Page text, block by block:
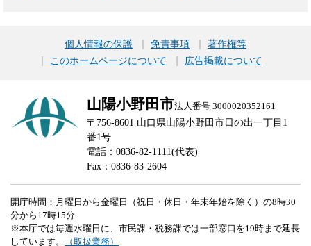
個人情報の保護 免責事項
著作権等
このホームページについて
広告掲載について
山陽小野田市法人番号 3000020352161
〒756-8601 山口県山陽小野田市日の出一丁目1
番1号
電話：0836-82-1111(代表)
Fax：0836-83-2604
開庁時間：月曜日から金曜日（祝日・休日・年末年始を除く）の8時30
分から17時15分
※本庁では毎週水曜日に、市民課・税務課では一部窓口を19時まで延長
しています。
（取扱業務）